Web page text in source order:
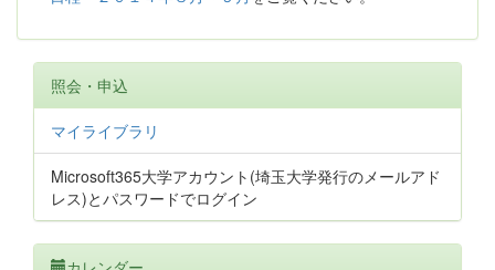
照会・申込
マイライブラリ
Microsoft365大学アカウント(埼玉大学発行のメールアド
レス)とパスワードでログイン